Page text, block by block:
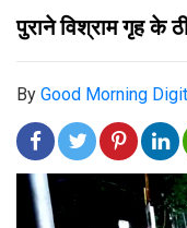
पुराने विश्राम गृह के
By Good Morning